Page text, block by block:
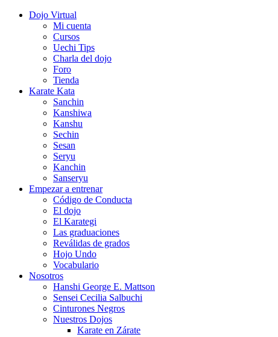
Dojo Virtual
Mi cuenta
Cursos
Uechi Tips
Charla del dojo
Foro
Tienda
Karate Kata
Sanchin
Kanshiwa
Kanshu
Sechin
Sesan
Seryu
Kanchin
Sanseryu
Empezar a entrenar
Código de Conducta
El dojo
El Karategi
Las graduaciones
Reválidas de grados
Hojo Undo
Vocabulario
Nosotros
Hanshi George E. Mattson
Sensei Cecilia Salbuchi
Cinturones Negros
Nuestros Dojos
Karate en Zárate